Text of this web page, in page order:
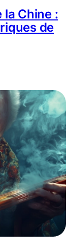
la Chine :
de